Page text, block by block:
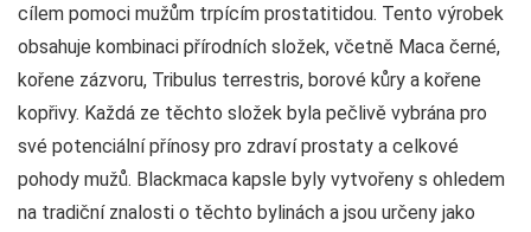
cílem pomoci mužům trpícím prostatitidou. Tento výrobek
obsahuje kombinaci přírodních složek, včetně Maca černé,
kořene zázvoru, Tribulus terrestris, borové kůry a kořene
kopřivy. Každá ze těchto složek byla pečlivě vybrána pro
své potenciální přínosy pro zdraví prostaty a celkové
pohody mužů. Blackmaca kapsle byly vytvořeny s ohledem
na tradiční znalosti o těchto bylinách a jsou určeny jako